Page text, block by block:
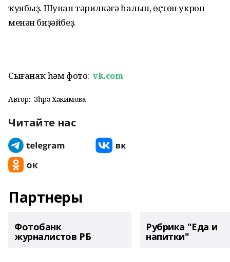
ҡуябыҙ. Шунан тәрилкәгә һалып, өҫтөн укроп
менән биҙәйбеҙ.
Сығанаҡ һәм фото:vk.com
Автор: Зөһрә Хәкимова
Читайте нас
Партнеры
Фотобанк
журналистов РБ
Рубрика "Еда и
напитки"